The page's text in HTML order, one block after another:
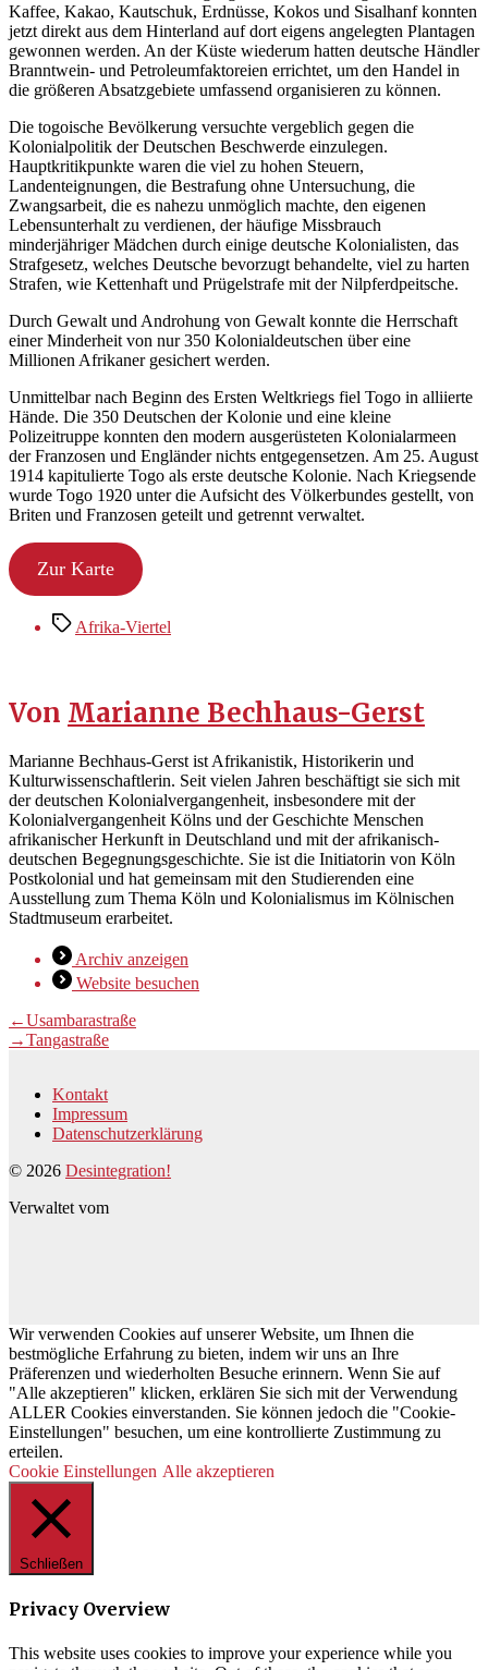
Kaffee, Kakao, Kautschuk, Erdnüsse, Kokos und Sisalhanf konnten
jetzt direkt aus dem Hinterland auf dort eigens angelegten Plantagen
gewonnen werden. An der Küste wiederum hatten deutsche Händler
Branntwein- und Petroleumfaktoreien errichtet, um den Handel in
die größeren Absatzgebiete umfassend organisieren zu können.
Die togoische Bevölkerung versuchte vergeblich gegen die
Kolonialpolitik der Deutschen Beschwerde einzulegen.
Hauptkritikpunkte waren die viel zu hohen Steuern,
Landenteignungen, die Bestrafung ohne Untersuchung, die
Zwangsarbeit, die es nahezu unmöglich machte, den eigenen
Lebensunterhalt zu verdienen, der häufige Missbrauch
minderjähriger Mädchen durch einige deutsche Kolonialisten, das
Strafgesetz, welches Deutsche bevorzugt behandelte, viel zu harten
Strafen, wie Kettenhaft und Prügelstrafe mit der Nilpferdpeitsche.
Durch Gewalt und Androhung von Gewalt konnte die Herrschaft
einer Minderheit von nur 350 Kolonialdeutschen über eine
Millionen Afrikaner gesichert werden.
Unmittelbar nach Beginn des Ersten Weltkriegs fiel Togo in alliierte
Hände. Die 350 Deutschen der Kolonie und eine kleine
Polizeitruppe konnten den modern ausgerüsteten Kolonialarmeen
der Franzosen und Engländer nichts entgegensetzen. Am 25. August
1914 kapitulierte Togo als erste deutsche Kolonie. Nach Kriegsende
wurde Togo 1920 unter die Aufsicht des Völkerbundes gestellt, von
Briten und Franzosen geteilt und getrennt verwaltet.
Zur Karte
Schlagwörter
Afrika-Viertel
Von Marianne Bechhaus-Gerst
Marianne Bechhaus-Gerst ist Afrikanistik, Historikerin und
Kulturwissenschaftlerin. Seit vielen Jahren beschäftigt sie sich mit
der deutschen Kolonialvergangenheit, insbesondere mit der
Kolonialvergangenheit Kölns und der Geschichte Menschen
afrikanischer Herkunft in Deutschland und mit der afrikanisch-
deutschen Begegnungsgeschichte. Sie ist die Initiatorin von Köln
Postkolonial und hat gemeinsam mit den Studierenden eine
Ausstellung zum Thema Köln und Kolonialismus im Kölnischen
Stadtmuseum erarbeitet.
Archiv anzeigen
Website besuchen
Beitragsnavigation
←Vorheriger
Beitrag:
Usambarastraße
→Nächster
Tangastraße
Kontakt
Impressum
Datenschutzerklärung
© 2026 Desintegration!
Verwaltet vom
Wir verwenden Cookies auf unserer Website, um Ihnen die
bestmögliche Erfahrung zu bieten, indem wir uns an Ihre
Präferenzen und wiederholten Besuche erinnern. Wenn Sie auf
"Alle akzeptieren" klicken, erklären Sie sich mit der Verwendung
ALLER Cookies einverstanden. Sie können jedoch die "Cookie-
Einstellungen" besuchen, um eine kontrollierte Zustimmung zu
erteilen.
Cookie Einstellungen Alle akzeptieren
Schließen
Privacy Overview
This website uses cookies to improve your experience while you